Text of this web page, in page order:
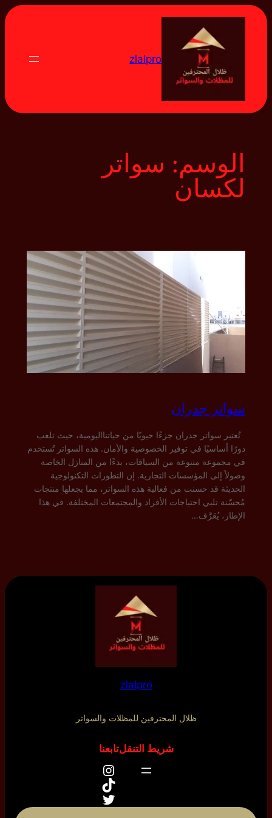
تخطى
zlalpro
الوسم: سواتر
لكسان
سواتر جدران
تُعتبر سواتر جدران جزءًا حيويًا من حياتنااليومية، حيث تلعب
دورًا أساسيًا في توفير الخصوصية والأمان. هذه السواتر تُستخدم
في مجموعة متنوعة من السياقات، بدءًا من المنازل الخاصة
وصولاً إلى المؤسسات التجارية. إن التطورات التكنولوجية
الحديثة قد حسنت من فعالية هذه السواتر، مما يجعلها منتجات
مُحسّنة تلبي احتياجات الأفراد والمجتمعات المختلفة. في هذا
الإطار، يُعَرَّف…
zlalpro
ظلال المحترفين للمظلات والسواتر
شريط التنقلتابعنا
إنستجرام
تيك توك
تويتر